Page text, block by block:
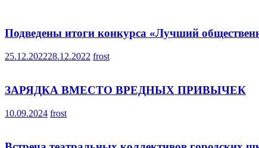
Подведены итоги конкурса «Лучший
25.12.202228.12.2022 frost
ЗАРЯДКА ВМЕСТО ВРЕДНЫХ ПРИВЫЧЕК
10.09.2024 frost